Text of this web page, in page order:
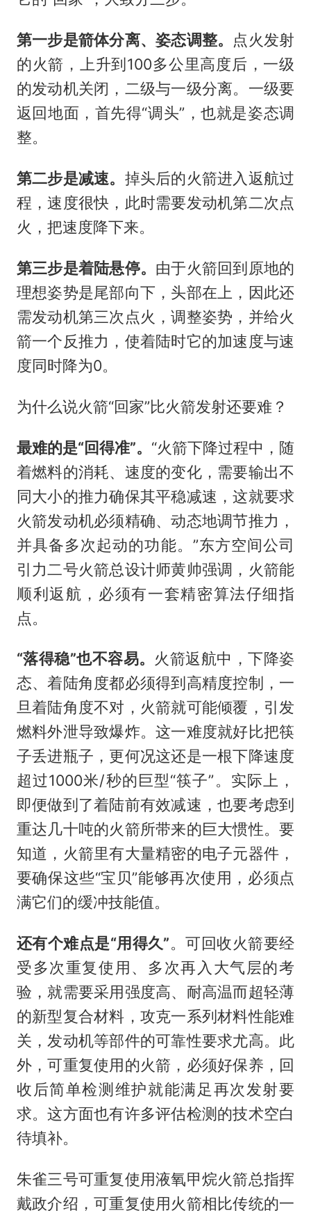
第一步是箭体分离、姿态调整。
点火发射
的火箭，上升到100多公里高度后，一级
的发动机关闭，二级与一级分离。一级要
返回地面，首先得“调头”，也就是姿态调
整。
第二步是减速。 掉头后的火箭进入返航过
程，速度很快，此时需要发动机第二次点
火，把速度降下来。
第三步是着陆悬停。 由于火箭回到原地的
理想姿势是尾部向下，头部在上，因此还
需发动机第三次点火，调整姿势，并给火
箭一个反推力，使着陆时它的加速度与速
度同时降为0。
为什么说火箭“回家”比火箭发射还要难？
最难的是“回得准”。 “火箭下降过程中，随
着燃料的消耗、速度的变化，需要输出不
同大小的推力确保其平稳减速，这就要求
火箭发动机必须精确、动态地调节推力，
并具备多次起动的功能。”东方空间公司
引力二号火箭总设计师黄帅强调，火箭能
顺利返航，必须有一套精密算法仔细指
点。
“落得稳”也不容易。 火箭返航中，下降姿
态、着陆角度都必须得到高精度控制，一
旦着陆角度不对，火箭就可能倾覆，引发
燃料外泄导致爆炸。这一难度就好比把筷
子丢进瓶子，更何况这还是一根下降速度
超过1000米/秒的巨型“筷子”。实际上，
即便做到了着陆前有效减速，也要考虑到
重达几十吨的火箭所带来的巨大惯性。要
知道，火箭里有大量精密的电子元器件，
要确保这些“宝贝”能够再次使用，必须点
满它们的缓冲技能值。
还有个难点是“用得久”。可回收火箭要经
受多次重复使用、多次再入大气层的考
验，就需要采用强度高、耐高温而超轻薄
的新型复合材料，攻克一系列材料性能难
关，发动机等部件的可靠性要求尤高。此
外，可重复使用的火箭，必须好保养，回
收后简单检测维护就能满足再次发射要
求。这方面也有许多评估检测的技术空白
待填补。
朱雀三号可重复使用液氧甲烷火箭总指挥
戴政介绍，可重复使用火箭相比传统的一